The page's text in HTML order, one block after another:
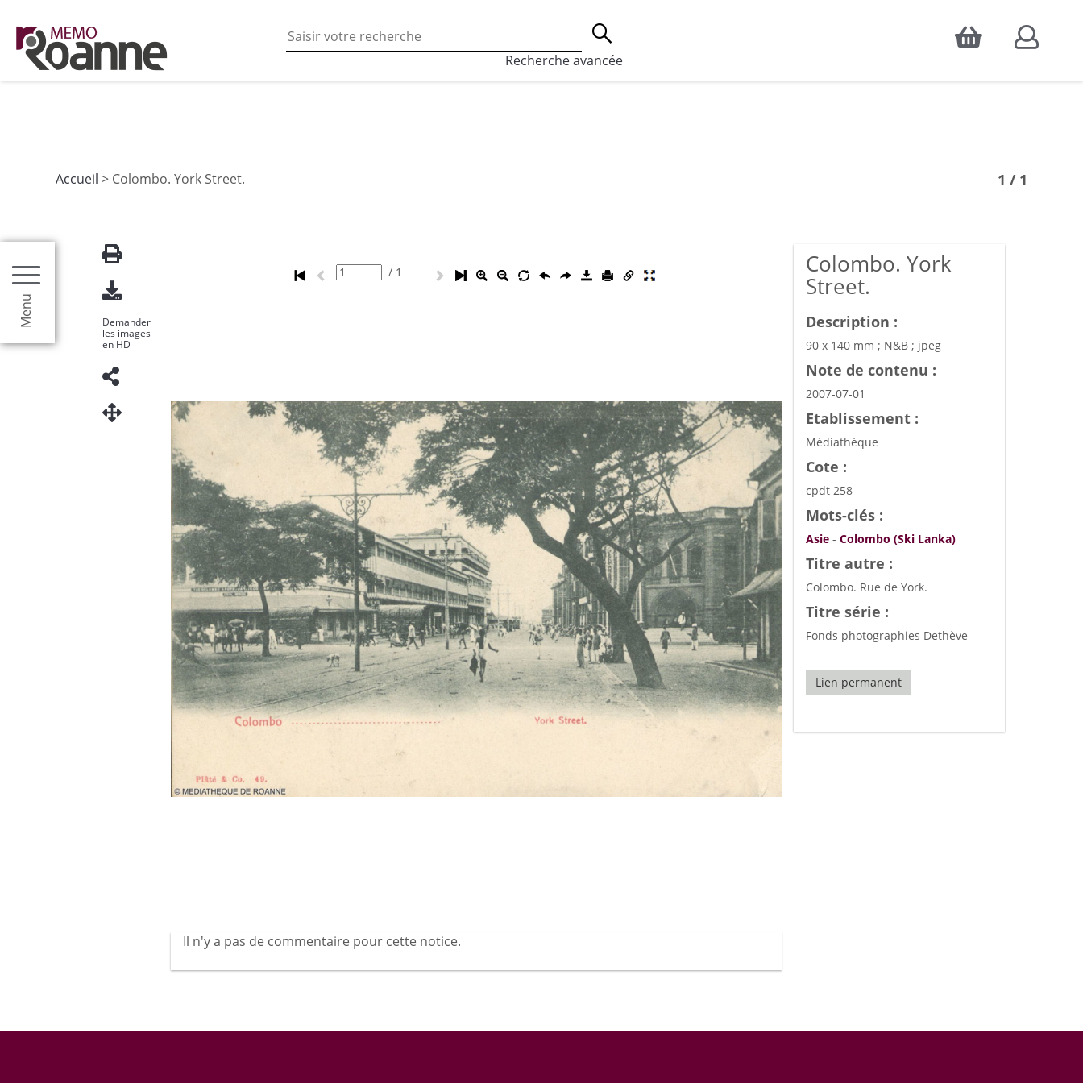
Accepter
En poursuivant votre navigation sur ce site vous acceptez l’utilisation des cookies, qui sont utilisés à des fins de statistiques d'audience, ainsi que pour
les fonctionnalités de partages de contenu sur les réseaux sociaux.
Recherche avancée
Menu
Accueil > Colombo. York Street. 1 / 1
Demander
les images
en HD
/ 1
Il n'y a pas de commentaire pour cette notice.
Colombo. York
Street.
Description :
90 x 140 mm ; N&B ; jpeg
Note de contenu :
2007-07-01
Etablissement :
Médiathèque
Cote :
cpdt 258
Mots-clés :
Asie- Colombo (Ski Lanka)
Titre autre :
Colombo. Rue de York.
Titre série :
Fonds photographies Dethève
Lien permanent